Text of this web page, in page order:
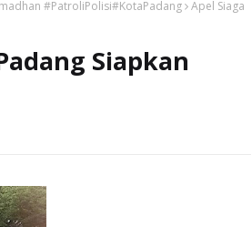
#PatroliPolisi#KotaPadang Apel Siaga
Siapkan